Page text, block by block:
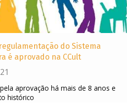
do Sistema
é aprovado na CCult
aprovação há mais de 8 anos e
histórico